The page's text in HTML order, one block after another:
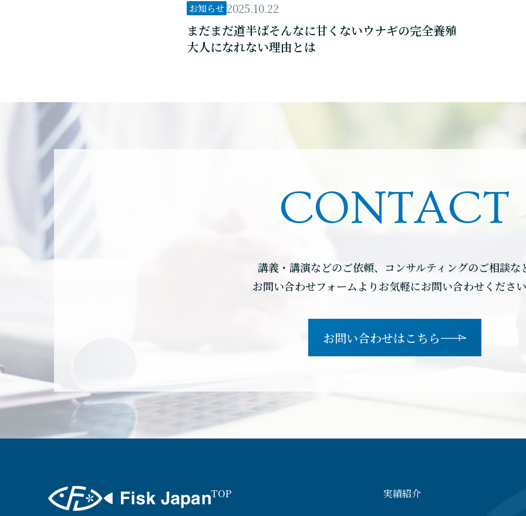
お知らせ 2025.10.22
まだまだ道半ばそんなに甘くないウナギの完全養殖
大人になれない理由とは
CONTACT
講義・講演などのご依頼、コンサルティングのご相談な
お問い合わせフォームよりお気軽にお問い合わせくださ
お問い合わせはこちら
TOP 実績紹介